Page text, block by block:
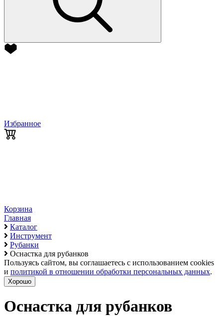
Избранное
Корзина
Главная
Каталог
Инструмент
Рубанки
Оснастка для рубанков
Пользуясь сайтом, вы соглашаетесь с использованием cookies
и политикой в отношении обработки персональных данных.
Хорошо
Оснастка для рубанков